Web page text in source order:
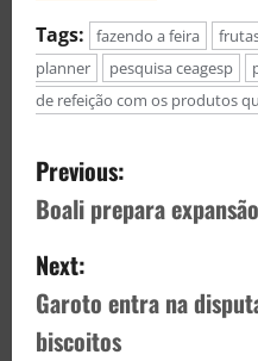
Tags: fazendo a feira
planner
pesquisa ceagesp
de refeição com os produtos
Previous:
Boali prepara
Next:
Garoto entra na
biscoitos